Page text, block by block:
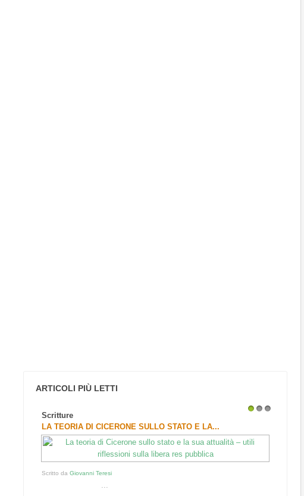
ARTICOLI PIÙ LETTI
Scritture
LA TEORIA DI CICERONE SULLO STATO E LA...
Scritto daGiovanni Teresi
...